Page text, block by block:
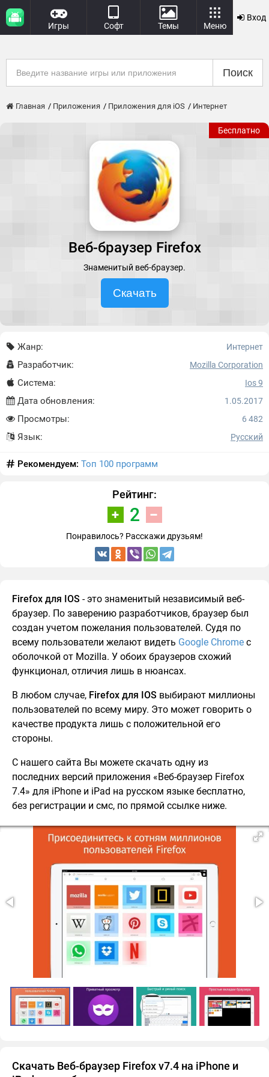
Игры Софт Темы Меню
Вход
Поиск
Главная Приложения Приложения для iOS Интернет
Бесплатно
Веб-браузер Firefox
Знаменитый веб-браузер.
Скачать
Жанр: Интернет
Разработчик: Mozilla Corporation
Система: Ios 9
Дата обновления: 1.05.2017
Просмотры: 6 482
Язык: Русский
Рекомендуем: Топ 100 программ
Рейтинг:
2
Понравилось? Расскажи друзьям!
Firefox для IOS - это знаменитый независимый веб-
браузер. По заверению разработчиков, браузер был
создан учетом пожелания пользователей. Судя по
всему пользователи желают видеть Google Chrome с
оболочкой от Mozilla. У обоих браузеров схожий
функционал, отличия лишь в нюансах.
В любом случае, Firefox для IOS выбирают миллионы
пользователей по всему миру. Это может говорить о
качестве продукта лишь с положительной его
стороны.
С нашего сайта Вы можете скачать одну из
последних версий приложения «Веб-браузер Firefox
7.4» для iPhone и iPad на русском языке бесплатно,
без регистрации и смс, по прямой ссылке ниже.
Скачать Веб-браузер Firefox v7.4 на iPhone и